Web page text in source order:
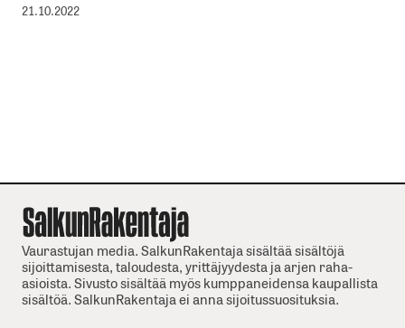
21.10.2022
Vaurastujan media. SalkunRakentaja sisältää sisältöjä
sijoittamisesta, taloudesta, yrittäjyydesta ja arjen raha-
asioista. Sivusto sisältää myös kumppaneidensa kaupallista
sisältöä. SalkunRakentaja ei anna sijoitussuosituksia.